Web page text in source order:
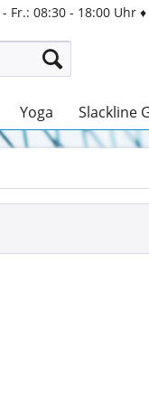
- Fr.: 08:30 - 18:00 Uhr ♦
Yoga Slackline